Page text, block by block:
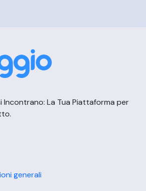
Incontrano: La Tua Piattaforma per
generali